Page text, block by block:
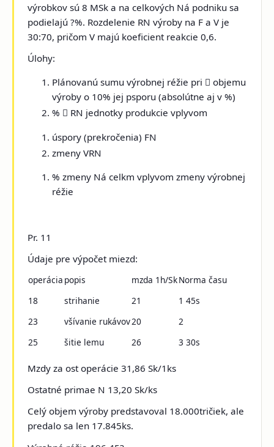
výrobkov sú 8 MSk a na celkových Ná podniku sa
podielajú ?%. Rozdelenie RN výroby na F a V je
30:70, pričom V majú koeficient reakcie 0,6.
Úlohy:
Plánovanú sumu výrobnej réžie pri  objemu
výroby o 10% jej psporu (absolútne aj v %)
%  RN jednotky produkcie vplyvom
úspory (prekročenia) FN
zmeny VRN
% zmeny Ná celkm vplyvom zmeny výrobnej
réžie
Pr. 11
Údaje pre výpočet miezd:
operácia popis mzda 1h/SkNorma času
18
strihanie 21
1 45s
23
všívanie rukávov20
2
25
šitie lemu 26 3 30s
Mzdy za ost operácie 31,86 Sk/1ks
Ostatné primae N 13,20 Sk/ks
Celý objem výroby predstavoval 18.000tričiek, ale
predalo sa len 17.845ks.